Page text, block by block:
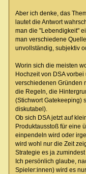
Aber ich denke, das
lautet die Antwort
man die "Lebendigkeit"
man verschiedene
unvollständig, subjektiv
Worin sich die meisten
Hochzeit von DSA
verschiedenen Gründen
die Regeln, die
(Stichwort Gatekeeping)
diskutabel).
Ob sich DSA jetzt auf
Produktausstoß für eine
einpendeln wird oder
wird wohl nur die Zeit
Strategie es ja
Ich persönlich glaube,
Spieler:innen) wird es